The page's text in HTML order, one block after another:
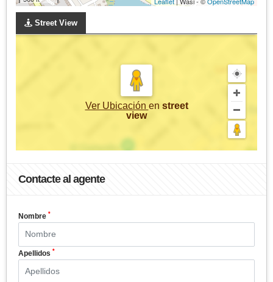
Street View
Ver Ubicación en street
view
Contacte al agente
Nombre *
Apellidos *